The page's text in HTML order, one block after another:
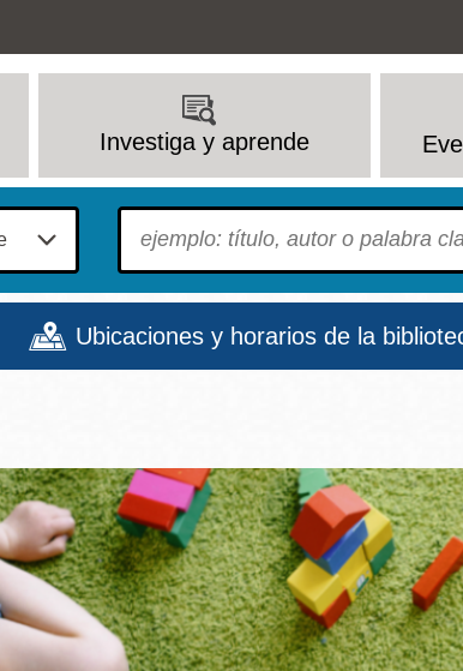
Investiga y aprende
To find?
Ubicaciones y horarios de la
Lun
9 - 6
Mar
9 - 8
Mié
9 - 8
Jue
9 - 8
Vie
12 - 6
Sáb
10 -
Ocean View Richmond